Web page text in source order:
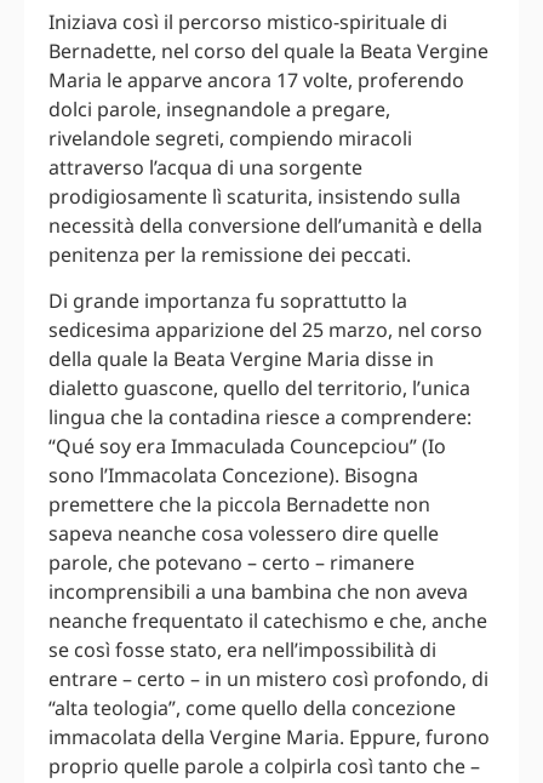
Iniziava così il percorso mistico-spirituale di
Bernadette, nel corso del quale la Beata Vergine
Maria le apparve ancora 17 volte, proferendo
dolci parole, insegnandole a pregare,
rivelandole segreti, compiendo miracoli
attraverso l’acqua di una sorgente
prodigiosamente lì scaturita, insistendo sulla
necessità della conversione dell’umanità e della
penitenza per la remissione dei peccati.
Di grande importanza fu soprattutto la
sedicesima apparizione del 25 marzo, nel corso
della quale la Beata Vergine Maria disse in
dialetto guascone, quello del territorio, l’unica
lingua che la contadina riesce a comprendere:
“Qué soy era Immaculada Councepciou” (Io
sono l’Immacolata Concezione). Bisogna
premettere che la piccola Bernadette non
sapeva neanche cosa volessero dire quelle
parole, che potevano – certo – rimanere
incomprensibili a una bambina che non aveva
neanche frequentato il catechismo e che, anche
se così fosse stato, era nell’impossibilità di
entrare – certo – in un mistero così profondo, di
“alta teologia”, come quello della concezione
immacolata della Vergine Maria. Eppure, furono
proprio quelle parole a colpirla così tanto che –